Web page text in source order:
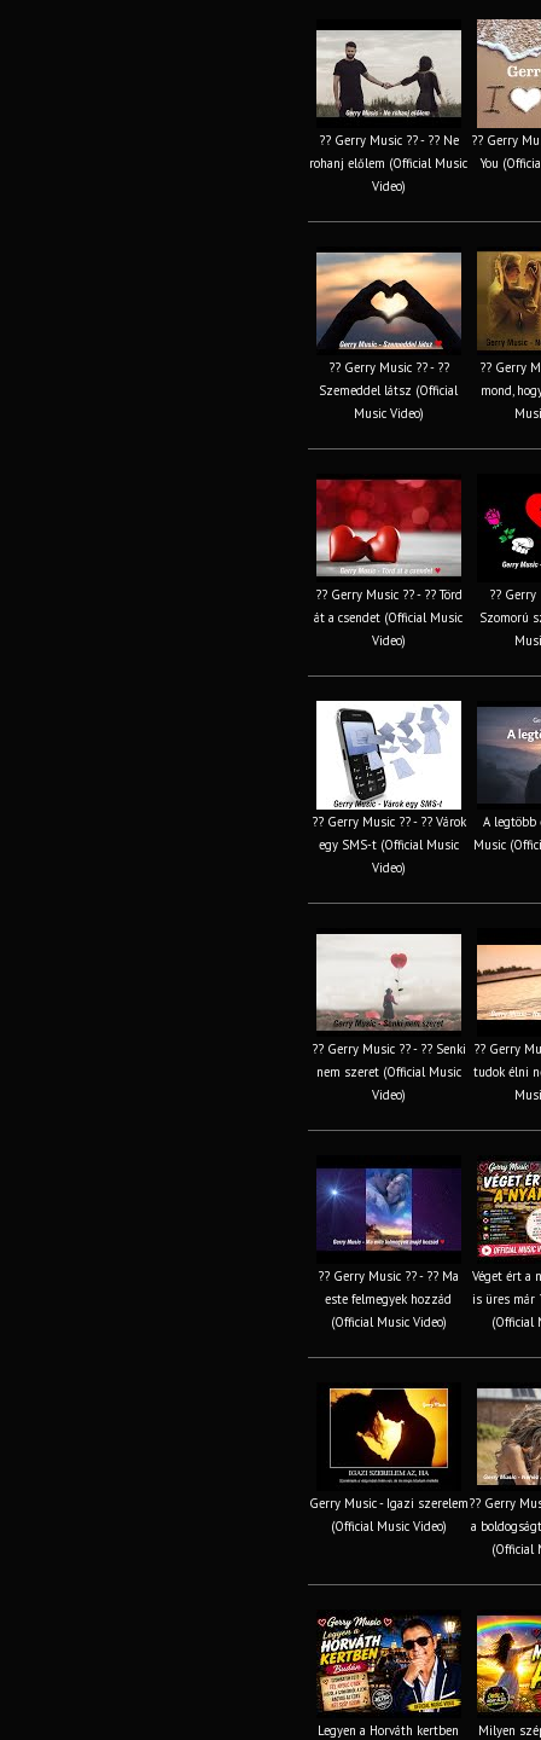
?? Gerry Music ?? - ?? Ne
rohanj előlem (Official Music
Video)
?? Gerry
You
?? Gerry Music ?? - ??
Szemeddel látsz (Official
Music Video)
?? Gerry
mond,
?? Gerry Music ?? - ?? Törd
át a csendet (Official Music
Video)
?? Gerry
Szomorú
?? Gerry Music ?? - ?? Várok
egy SMS-t (Official Music
Video)
A legtöbb
Music
?? Gerry Music ?? - ?? Senki
nem szeret (Official Music
Video)
?? Gerry
tudok élni
?? Gerry Music ?? - ?? Ma
este felmegyek hozzád
(Official Music Video)
Véget ért a
is üres már
(Official
Gerry Music - Igazi szerelem
(Official Music Video)
?? Gerry
a
(Official
Legyen a Horváth kertben Milyen